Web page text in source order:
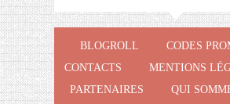
BLOGROLL
CODES
CONTACTS
MENTIONS
PARTENAIRES
QUI